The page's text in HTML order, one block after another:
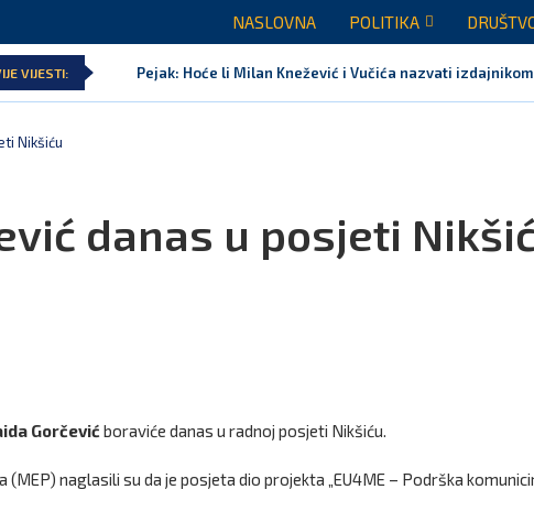
NASLOVNA POLITIKA
VIJESTI: Pejak: Hoće li Milan Knežević i Vučića nazvati izdajnikom
Nikšiću
danas u posjeti
Gorčević boraviće danas u radnoj posjeti Nikšiću.
naglasili su da je posjeta dio projekta „EU4ME – Podrška